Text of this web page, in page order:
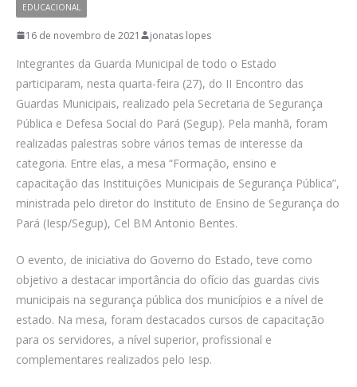
EDUCACIONAL
16 de novembro de 2021 jonatas lopes
Integrantes da Guarda Municipal de todo o Estado
participaram, nesta quarta-feira (27), do II Encontro das
Guardas Municipais, realizado pela Secretaria de Segurança
Pública e Defesa Social do Pará (Segup). Pela manhã, foram
realizadas palestras sobre vários temas de interesse da
categoria. Entre elas, a mesa “Formação, ensino e
capacitação das Instituições Municipais de Segurança Pública”,
ministrada pelo diretor do Instituto de Ensino de Segurança do
Pará (Iesp/Segup), Cel BM Antonio Bentes.
O evento, de iniciativa do Governo do Estado, teve como
objetivo a destacar importância do ofício das guardas civis
municipais na segurança pública dos municípios e a nível de
estado. Na mesa, foram destacados cursos de capacitação
para os servidores, a nível superior, profissional e
complementares realizados pelo Iesp.